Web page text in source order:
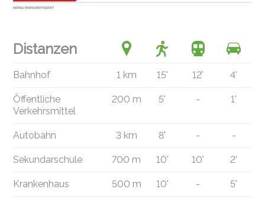
Distanzen
Bahnhof 1 km 15' 12' 4'
Öffentliche
Verkehrsmittel
200 m 5' - 1'
Autobahn 3 km 8' - -
Sekundarschule 700 m 10' 10' 2'
Krankenhaus 500 m 10' - 5'